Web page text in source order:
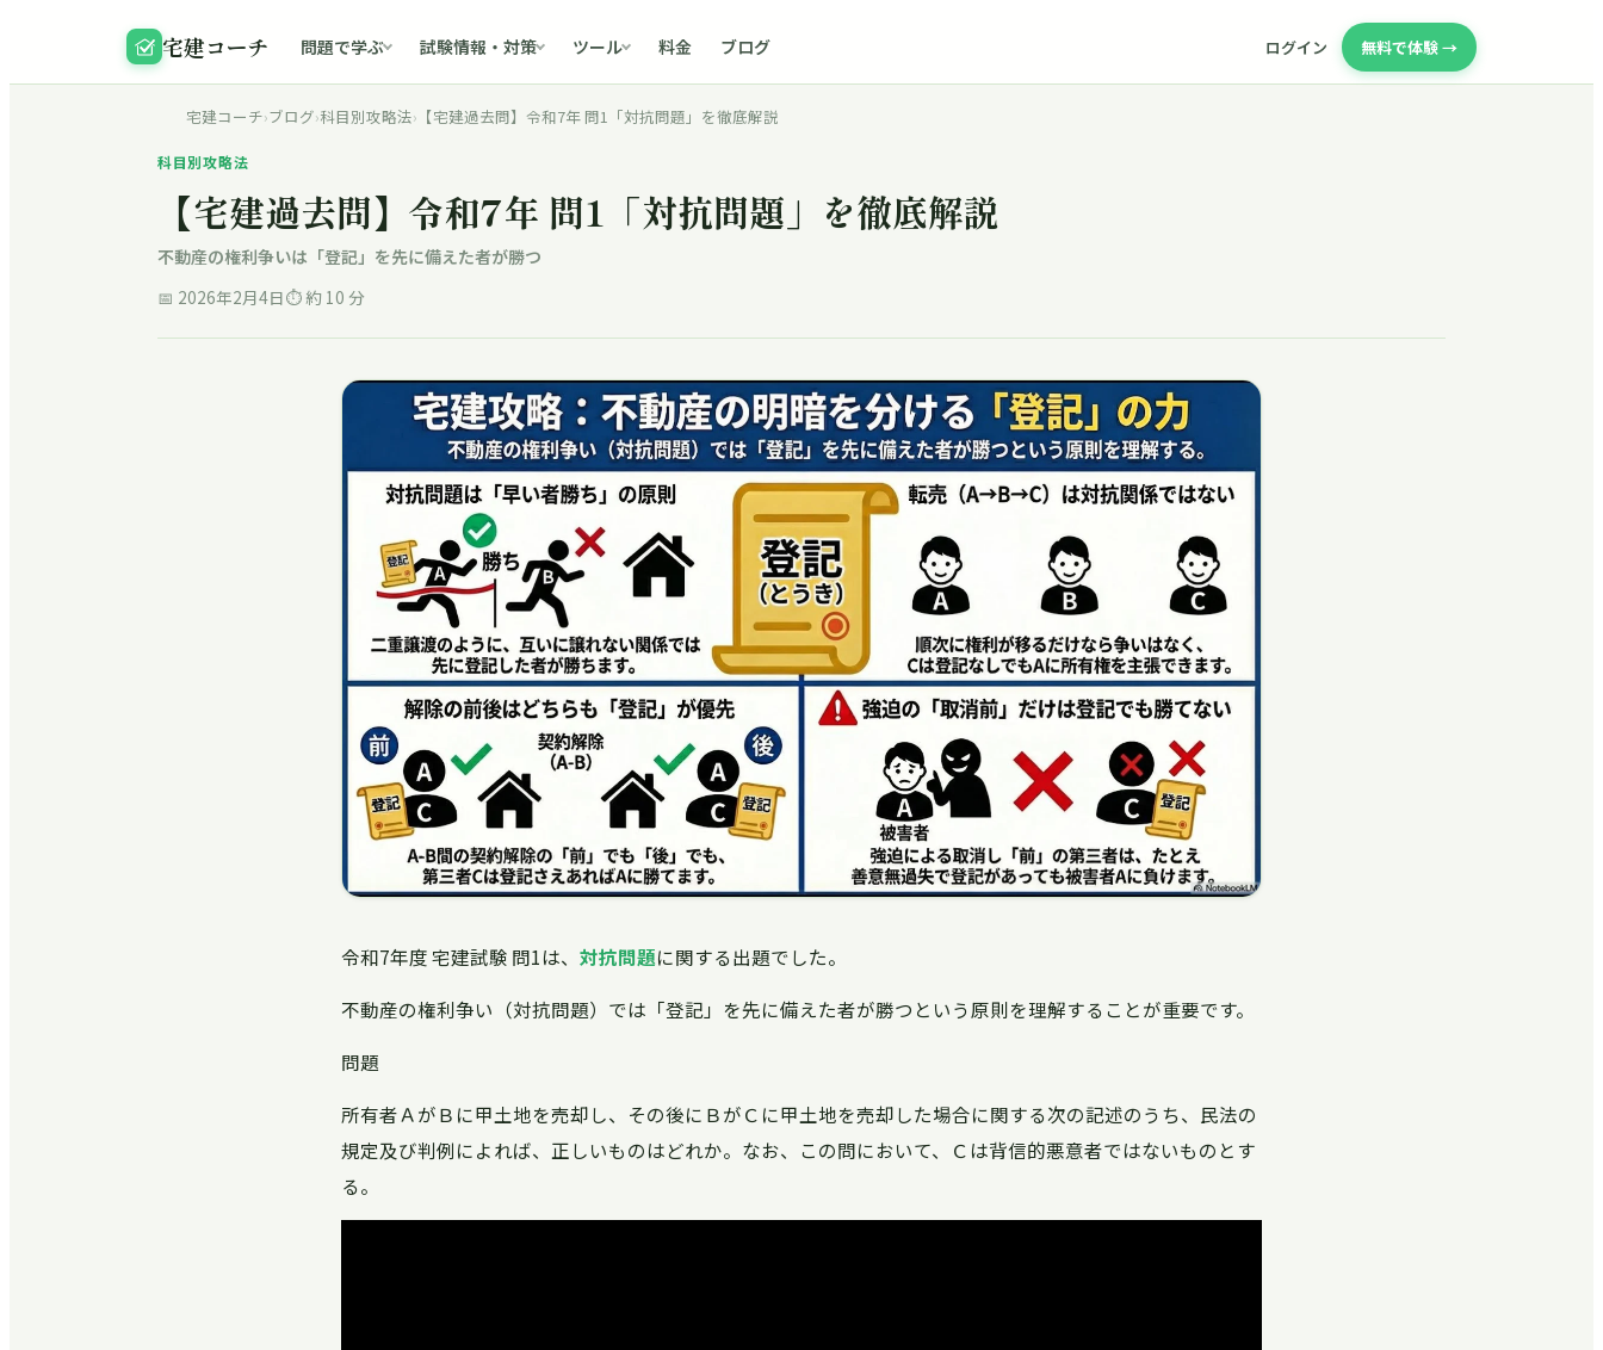
宅建コーチ 問題で学ぶ 試験情報・対策 ツール 料金 ブログ ログイン 無料で体験 →
宅建コーチ›ブログ›科目別攻略法› 【宅建過去問】令和7年 問1「対抗問題」を徹底解説
科目別攻略法
【宅建過去問】令和7年 問1「対抗問題」を徹底解説
不動産の権利争いは「登記」を先に備えた者が勝つ
📅 2026年2月4日⏱ 約 10 分
令和7年度 宅建試験 問1は、 対抗問題に関する出題でした。
不動産の権利争い（対抗問題）では「登記」を先に備えた者が勝つという原則を理解することが重要です。
問題
所有者ＡがＢに甲土地を売却し、その後にＢがＣに甲土地を売却した場合に関する次の記述のうち、民法の
規定及び判例によれば、正しいものはどれか。なお、この問において、Ｃは背信的悪意者ではないものとす
る。